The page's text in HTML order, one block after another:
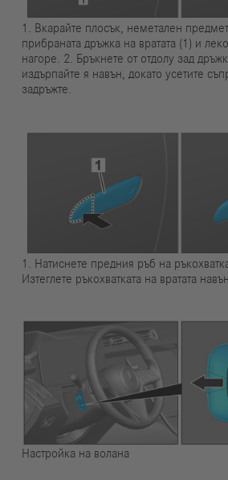
1. Вкарайте плосък, неметален
прибраната дръжка на вратата (1) и
нагоре. 2. Бръкнете от отдолу зад
издърпайте я навън, докато усетите
задръжте.
1. Натиснете предния ръб на
Изтеглете ръкохватката на вратата навън
Настройка на волана